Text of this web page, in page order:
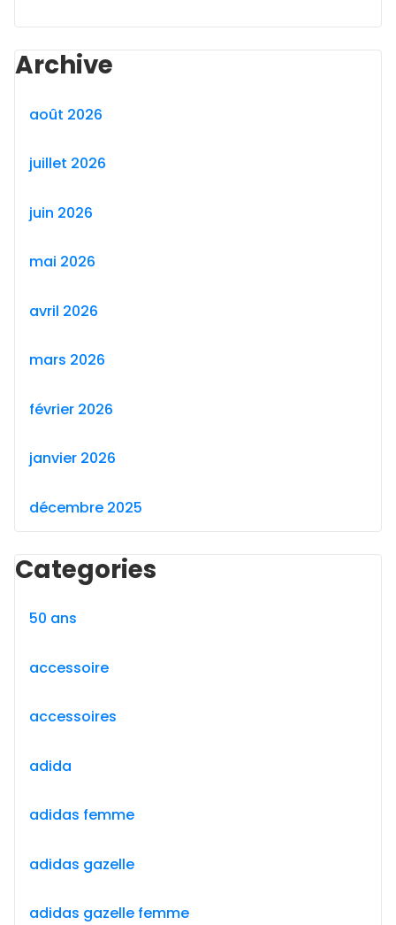
Archive
août 2026
juillet 2026
juin 2026
mai 2026
avril 2026
mars 2026
février 2026
janvier 2026
décembre 2025
Categories
50 ans
accessoire
accessoires
adida
adidas femme
adidas gazelle
adidas gazelle femme